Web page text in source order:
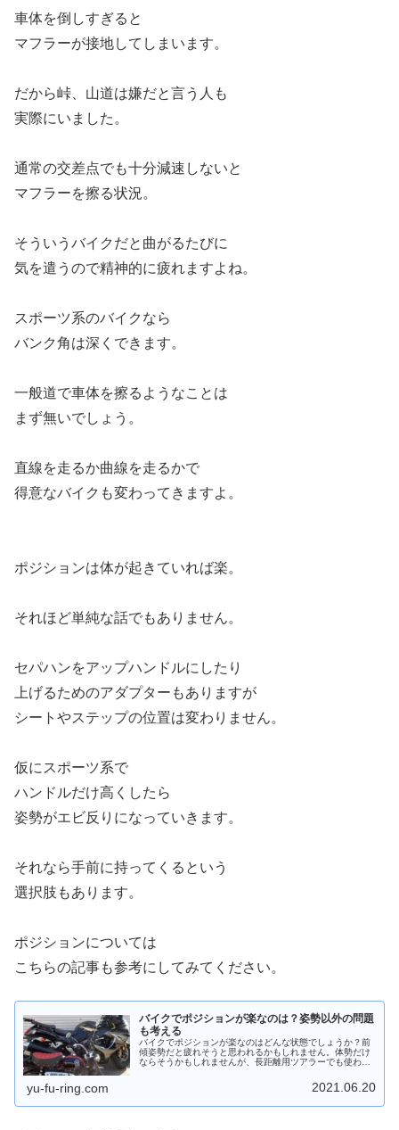
車体を倒しすぎると
マフラーが接地してしまいます。
だから峠、山道は嫌だと言う人も
実際にいました。
通常の交差点でも十分減速しないと
マフラーを擦る状況。
そういうバイクだと曲がるたびに
気を遣うので精神的に疲れますよね。
スポーツ系のバイクなら
バンク角は深くできます。
一般道で車体を擦るようなことは
まず無いでしょう。
直線を走るか曲線を走るかで
得意なバイクも変わってきますよ。
ポジションは体が起きていれば楽。
それほど単純な話でもありません。
セパハンをアップハンドルにしたり
上げるためのアダプターもありますが
シートやステップの位置は変わりません。
仮にスポーツ系で
ハンドルだけ高くしたら
姿勢がエビ反りになっていきます。
それなら手前に持ってくるという
選択肢もあります。
ポジションについては
こちらの記事も参考にしてみてください。
バイクでポジションが楽なのは？姿勢以外の問題
も考える
バイクでポジションが楽なのはどんな状態でしょうか？前
傾姿勢だと疲れそうと思われるかもしれません。体勢だけ
ならそうかもしれませんが、長距離用ツアラーでも使われ
クでポジションが楽な条件を考えてみます。
yu-fu-ring.com 2021.06.20